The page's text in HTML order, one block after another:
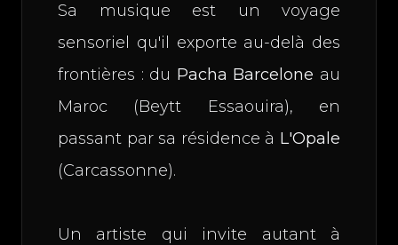
Sa musique est un voyage
sensoriel qu'il exporte au-delà des
frontières : du Pacha Barcelone au
Maroc (Beytt Essaouira), en
passant par sa résidence à L'Opale
(Carcassonne).
Un artiste qui invite autant à